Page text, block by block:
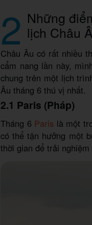
2 Những
lịch Châu
Châu Âu có rất nhiều
cẩm nang lần này,
chung trên một lịch
Âu tháng 6 thú vị nhất.
2.1 Paris (Pháp)
Tháng 6 Paris là một
có thể tận hưởng một
thời gian để trải